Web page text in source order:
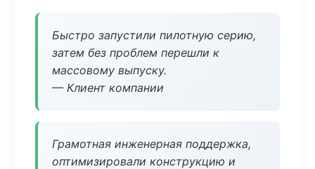
Быстро запустили пилотную серию,
затем без проблем перешли к
массовому выпуску.
— Клиент компании
Грамотная инженерная поддержка,
оптимизировали конструкцию и